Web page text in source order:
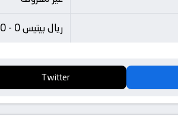
ريال بيتيس 0 - 0 ريال بلد الوليد
Twitter